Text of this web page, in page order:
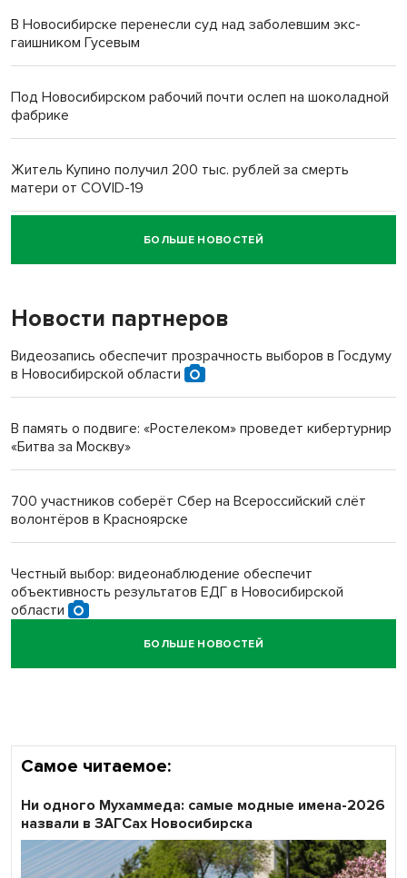
В Новосибирске перенесли суд над заболевшим экс-
гаишником Гусевым
Под Новосибирском рабочий почти ослеп на шоколадной
фабрике
Житель Купино получил 200 тыс. рублей за смерть
матери от COVID-19
Новосибирский суд наказал водителя за смерть
пенсионерки на вокзале
«Мы живём на пастбище!»: в новосибирском селе лошади
терроризируют жителей
Инвалид получил условный срок за избиение врачей
БОЛЬШЕ НОВОСТЕЙ
Новости партнеров
Видеозапись обеспечит прозрачность выборов в Госдуму
в Новосибирской области
В память о подвиге: «Ростелеком» проведет кибертурнир
«Битва за Москву»
700 участников соберёт Сбер на Всероссийский слёт
волонтёров в Красноярске
Честный выбор: видеонаблюдение обеспечит
объективность результатов ЕДГ в Новосибирской
области
Кибертанки пошли в бой: «Ростелеком» объявляет
БОЛЬШЕ НОВОСТЕЙ
Самое читаемое:
Ни одного Мухаммеда: самые модные имена-2026
назвали в ЗАГСах Новосибирска